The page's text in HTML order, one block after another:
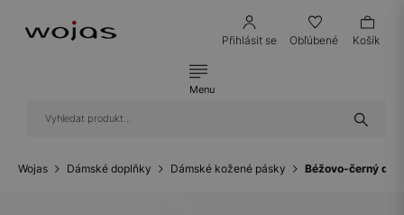
Přihlásit se Obľúbené Košík
Menu
Wojas Dámské doplňky Dámské kožené pásky Béžovo-černý